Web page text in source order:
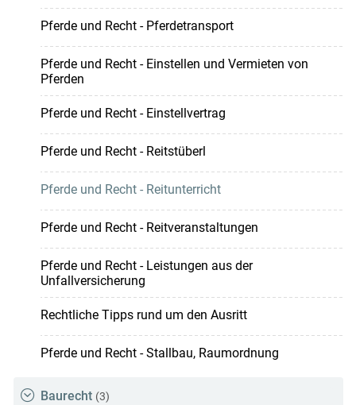
Pferde und Recht - Pferdetransport
Pferde und Recht - Einstellen und Vermieten von
Pferden
Pferde und Recht - Einstellvertrag
Pferde und Recht - Reitstüberl
Pferde und Recht - Reitunterricht
Pferde und Recht - Reitveranstaltungen
Pferde und Recht - Leistungen aus der
Unfallversicherung
Rechtliche Tipps rund um den Ausritt
Pferde und Recht - Stallbau, Raumordnung
Baurecht (3)